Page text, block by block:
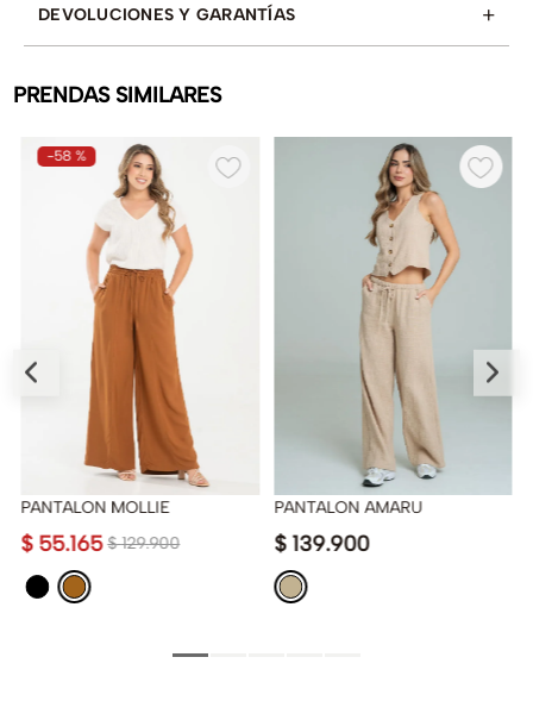
DEVOLUCIONES Y GARANTÍAS +
PRENDAS SIMILARES
-58 %
PANTALON MOLLIE
$ 129.900
$ 55.165
PANTALON AMARU
$ 139.900